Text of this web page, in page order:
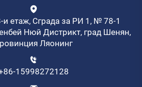
и етаж, Сграда за РИ 1, № 78-1
Нюй Дистрикт, град Шенян,
Ляонинг
15998272128